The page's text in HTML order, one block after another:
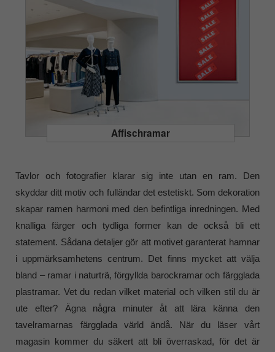
Affischramar
Tavlor och fotografier klarar sig inte utan en ram. Den
skyddar ditt motiv och fulländar det estetiskt. Som dekoration
skapar ramen harmoni med den befintliga inredningen. Med
knalliga färger och tydliga former kan de också bli ett
statement. Sådana detaljer gör att motivet garanterat hamnar
i uppmärksamhetens centrum. Det finns mycket att välja
bland – ramar i naturträ, förgyllda barockramar och färgglada
plastramar. Vet du redan vilket material och vilken stil du är
ute efter? Ägna några minuter åt att lära känna den
tavelramarnas färgglada värld ändå. När du läser vårt
magasin kommer du säkert att bli överraskad, för det är